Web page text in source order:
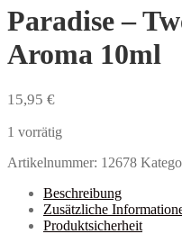
Paradise –
Aroma 10ml
15,95 €
1 vorrätig
Artikelnummer: 12678
Beschreibung
Zusätzliche
Produktsicherheit